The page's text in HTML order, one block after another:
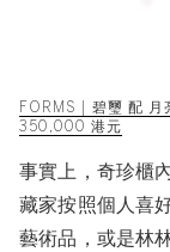
FORMS | 碧璽 配
350,000 港元
事實上，奇珍櫃
藏家按照個人喜
藝術品，或是林